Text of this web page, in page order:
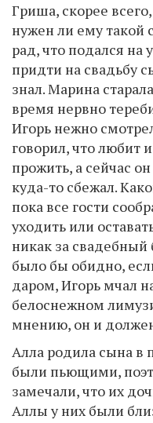
Гриша, скорее
нужен ли ему такой
рад, что подался на
придти на свадьбу
знал. Марина
время нервно
Игорь нежно
говорил, что любит
прожить, а сейчас
куда-то сбежал.
пока все гости
уходить или
никак за свадебный
было бы обидно,
даром, Игорь мчал
белоснежном
мнению, он и
Алла родила сына в
были пьющими,
замечали, что их
Аллы у них были